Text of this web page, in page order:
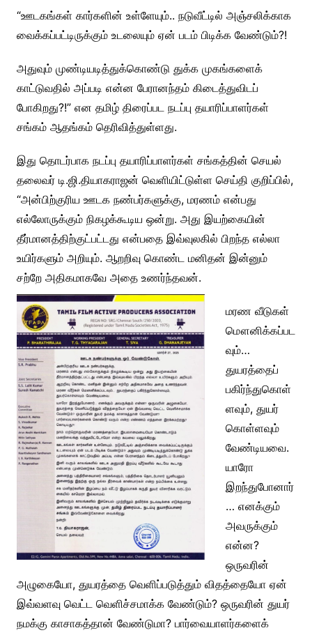
“ஊடகங்கள் கார்களின் உள்ளேயும்.. நடுவீட்டில் அஞ்சலிக்காக
வைக்கப்பட்டிருக்கும் உடலையும் ஏன் படம் பிடிக்க வேண்டும்?!
அதுவும் முண்டியடித்துக்கொண்டு துக்க முகங்களைக்
காட்டுவதில் அப்படி என்ன பேரானந்தம் கிடைத்துவிடப்
போகிறது?!” என தமிழ் திரைப்பட நடப்பு தயாரிப்பாளர்கள்
சங்கம் ஆதங்கம் தெரிவித்துள்ளது.
இது தொடர்பாக நடப்பு தயாரிப்பாளர்கள் சங்கத்தின் செயல்
தலைவர் டி.ஜி.தியாகராஜன் வெளியிட்டுள்ள செய்தி குறிப்பில்,
“அன்பிற்குரிய ஊடக நண்பர்களுக்கு, மரணம் என்பது
எல்லோருக்கும் நிகழக்கூடிய ஒன்று. அது இயற்கையின்
தீர்மானத்திற்குட்பட்டது என்பதை இவ்வுலகில் பிறந்த எல்லா
உயிர்களும் அறியும். ஆறறிவு கொண்ட மனிதன் இன்னும்
சற்றே அதிகமாகவே அதை உணர்ந்தவன்.
மரண வீடுகள்
மௌனிக்கப்பட
வும்…
துயரத்தைப்
பகிர்ந்துகொள்
ளவும், துயர்
கொள்ளவும்
வேண்டியவை.
யாரோ
இறந்துபோனார்
… எனக்கும்
அவருக்கும்
என்ன?
ஒருவரின்
அழுகையோ, துயரத்தை வெளிப்படுத்தும் விதத்தையோ ஏன்
இவ்வளவு வெட்ட வெளிச்சமாக்க வேண்டும்? ஒருவரின் துயர்
நமக்கு காசாகத்தான் வேண்டுமா? பார்வையாளர்களைக்